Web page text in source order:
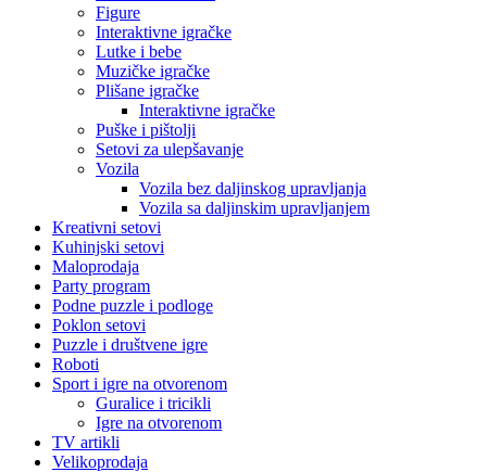
Figure
Interaktivne igračke
Lutke i bebe
Muzičke igračke
Plišane igračke
Interaktivne igračke
Puške i pištolji
Setovi za ulepšavanje
Vozila
Vozila bez daljinskog upravljanja
Vozila sa daljinskim upravljanjem
Kreativni setovi
Kuhinjski setovi
Maloprodaja
Party program
Podne puzzle i podloge
Poklon setovi
Puzzle i društvene igre
Roboti
Sport i igre na otvorenom
Guralice i tricikli
Igre na otvorenom
TV artikli
Velikoprodaja